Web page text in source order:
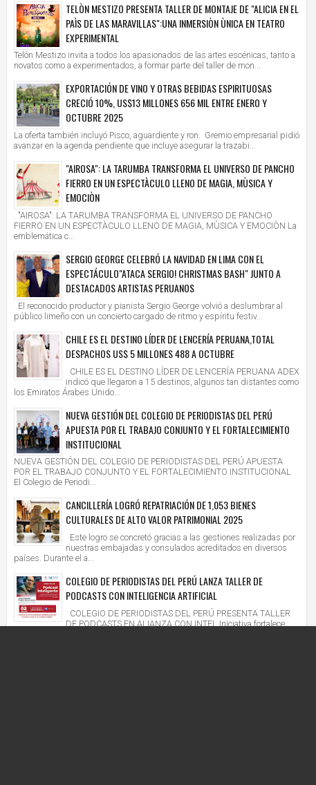
TELÒN MESTIZO PRESENTA TALLER DE MONTAJE DE "ALICIA EN EL
PAÌS DE LAS MARAVILLAS":UNA INMERSIÒN ÙNICA EN TEATRO
EXPERIMENTAL
Telón Mestizo invita a todos los apasionados de las artes escénicas, tanto a
novatos como a experimentados, a formar parte del taller de mon...
EXPORTACIÓN DE VINO Y OTRAS BEBIDAS ESPIRITUOSAS
CRECIÓ 10%, US$13 MILLONES 656 MIL ENTRE ENERO Y
OCTUBRE 2025
La oferta también incluyó Pisco, aguardiente y ron. Gremio empresarial pidió
avanzar en la agenda pendiente que incluye asegurar la trazabi...
"AIROSA": LA TARUMBA TRANSFORMA EL UNIVERSO DE PANCHO
FIERRO EN UN ESPECTÀCULO LLENO DE MAGIA, MÙSICA Y
EMOCIÒN
"AIROSA": LA TARUMBA TRANSFORMA EL UNIVERSO DE PANCHO
FIERRO EN UN ESPECTÀCULO LLENO DE MAGIA, MÙSICA Y EMOCIÒN La
emblemática c...
SERGIO GEORGE CELEBRÓ LA NAVIDAD EN LIMA CON EL
ESPECTÁCULO"ATACA SERGIO! CHRISTMAS BASH" JUNTO A
DESTACADOS ARTISTAS PERUANOS
El reconocido productor y pianista Sergio George volvió a deslumbrar al
público limeño con un concierto cargado de ritmo y espíritu festiv...
CHILE ES EL DESTINO LÍDER DE LENCERÍA PERUANA,TOTAL
DESPACHOS US$ 5 MILLONES 488 A OCTUBRE
CHILE ES EL DESTINO LÍDER DE LENCERÍA PERUANA ADEX
indicó que llegaron a 15 destinos, algunos tan distantes como
los Emiratos Árabes Unido...
NUEVA GESTIÓN DEL COLEGIO DE PERIODISTAS DEL PERÚ
APUESTA POR EL TRABAJO CONJUNTO Y EL FORTALECIMIENTO
INSTITUCIONAL
NUEVA GESTIÓN DEL COLEGIO DE PERIODISTAS DEL PERÚ APUESTA
POR EL TRABAJO CONJUNTO Y EL FORTALECIMIENTO INSTITUCIONAL
El Colegio de Periodi...
CANCILLERÍA LOGRÓ REPATRIACIÓN DE 1,053 BIENES
CULTURALES DE ALTO VALOR PATRIMONIAL 2025
Este logro se concretó gracias a las gestiones realizadas por
nuestras embajadas y consulados acreditados en diversos
países. Durante el a...
COLEGIO DE PERIODISTAS DEL PERÚ LANZA TALLER DE
PODCASTS CON INTELIGENCIA ARTIFICIAL
COLEGIO DE PERIODISTAS DEL PERÚ PRESENTA TALLER
DE PODCASTS EN ALIANZA CON INTEL Iniciativa fortalece